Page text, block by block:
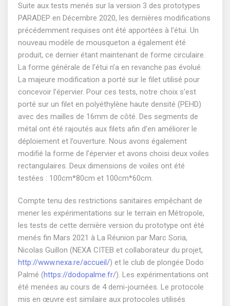
Suite aux tests menés sur la version 3 des prototypes
PARADEP en Décembre 2020, les dernières modifications
précédemment requises ont été apportées à l’étui. Un
nouveau modèle de mousqueton a également été
produit, ce dernier étant maintenant de forme circulaire.
La forme générale de l’étui n’a en revanche pas évolué.
La majeure modification a porté sur le filet utilisé pour
concevoir l’épervier. Pour ces tests, notre choix s’est
porté sur un filet en polyéthylène haute densité (PEHD)
avec des mailles de 16mm de côté. Des segments de
métal ont été rajoutés aux filets afin d’en améliorer le
déploiement et l’ouverture. Nous avons également
modifié la forme de l’épervier et avons choisi deux voiles
rectangulaires. Deux dimensions de voiles ont été
testées : 100cm*80cm et 100cm*60cm.
Compte tenu des restrictions sanitaires empêchant de
mener les expérimentations sur le terrain en Métropole,
les tests de cette dernière version du prototype ont été
menés fin Mars 2021 à La Réunion par Marc Soria,
Nicolas Guillon (NEXA CITEB et collaborateur du projet,
http://www.nexa.re/accueil/) et le club de plongée Dodo
Palmé (https://dodopalme.fr/). Les expérimentations ont
été menées au cours de 4 demi-journées. Le protocole
mis en œuvre est similaire aux protocoles utilisés